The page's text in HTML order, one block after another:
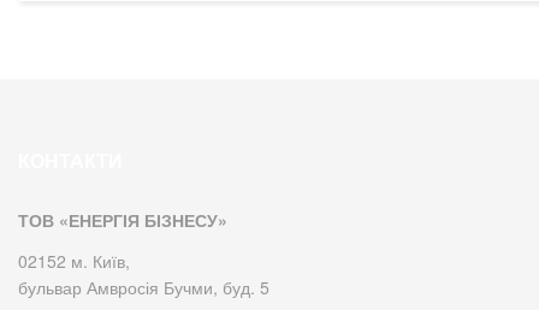
ТОВ «ЕНЕРГІЯ БІЗНЕСУ»
02152 м. Київ,
бульвар Амвросія Бучми, буд. 5